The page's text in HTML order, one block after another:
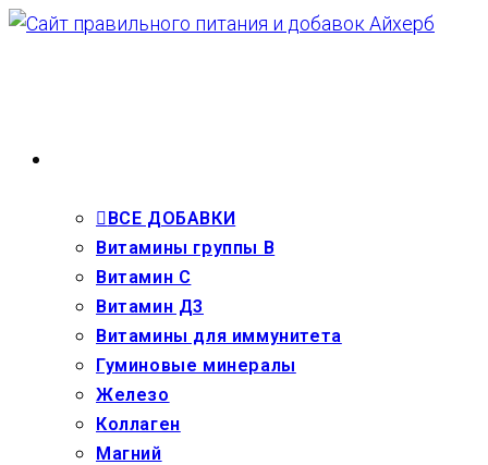
Перейти
ВСЕ ДОБАВКИ
Витамины группы В
Витамин С
Витамин Д3
Витамины для иммунитета
Гуминовые минералы
Железо
Коллаген
Магний